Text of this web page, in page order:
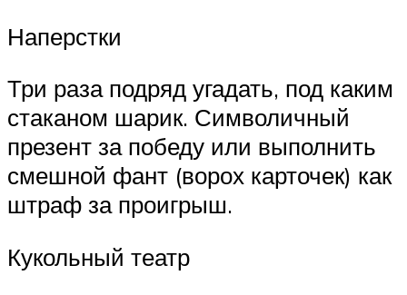
Наперстки
Три раза подряд угадать, под каким
стаканом шарик. Символичный
презент за победу или выполнить
смешной фант (ворох карточек) как
штраф за проигрыш.
Кукольный театр